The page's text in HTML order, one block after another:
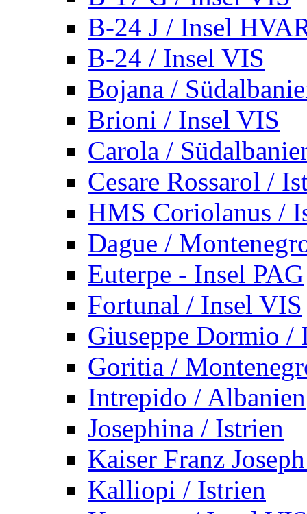
B-24 J / Insel
B-24 / Insel VIS
Bojana /
Brioni / Insel VIS
Carola /
Cesare Rossarol /
HMS Coriolanus /
Dague /
Euterpe - Insel PAG
Fortunal / Insel VIS
Giuseppe Dormio /
Goritia /
Intrepido / Albanien
Josephina / Istrien
Kaiser Franz
Kalliopi / Istrien